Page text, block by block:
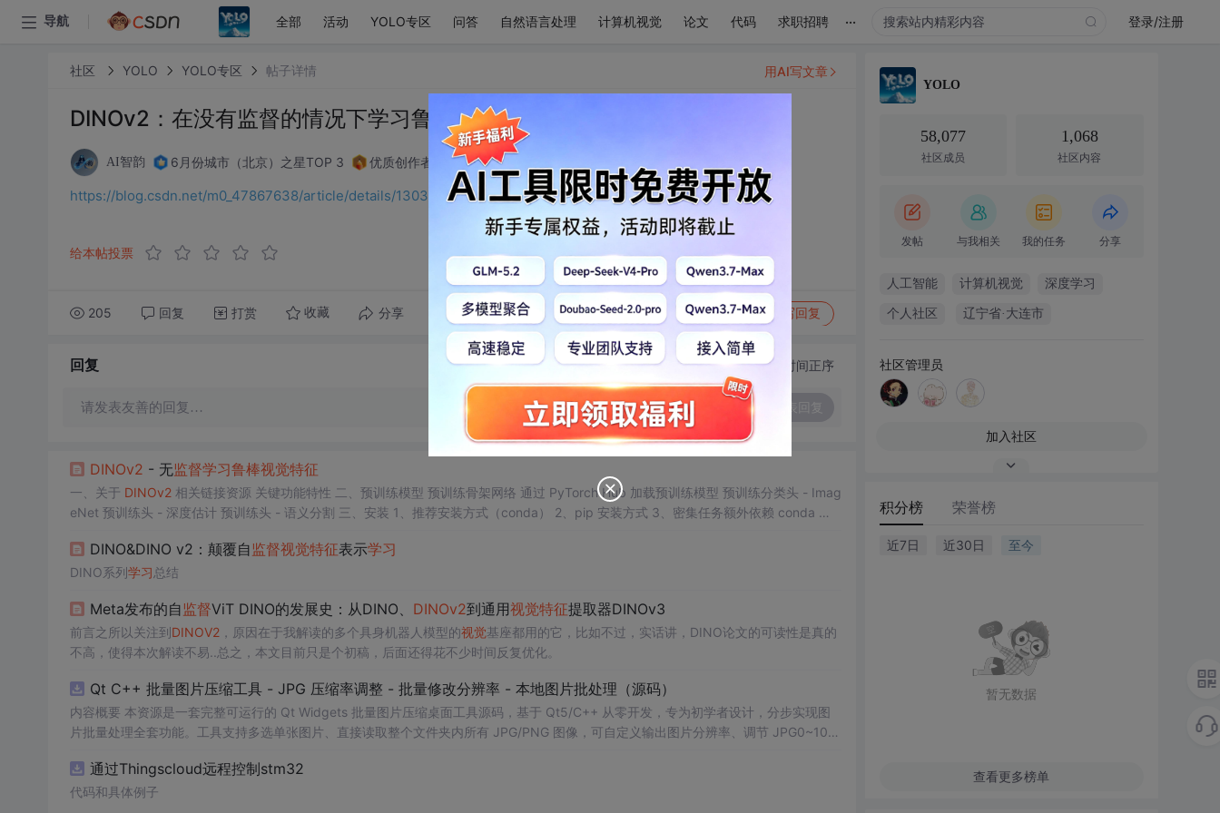
导航 全部 活动 YOLO专区 问答 自然语言处理 计算机视觉 论文 代码 求职招聘 ... 登录/注册
社区 YOLO YOLO专区 帖子详情
DINOv2：在没有监督的情况下学习鲁棒的视觉特征
AI智韵 6月份城市（北京）之星TOP 3 优质创作者: 人工智能技术领域
https://blog.csdn.net/m0_47867638/article/details/130327607?spm=1001.2014.3001.5502
给本帖投票
205 回复 打赏 收藏 分享 转发到动态 举报 写回复
用AI写文章
回复 切换为时间正序
请发表友善的回复…
DINOv2 - 无监督学习鲁棒视觉特征
一、关于 DINOv2相关链接资源 关键功能特性 二、预训练模型 预训练骨架网络 通过 PyTorch Hub 加载预训练模型 预训练分类头 - Imag
eNet 预训练头 - 深度估计 预训练头 - 语义分割 三、安装 1、推荐安装方式（conda） 2、pip 安装方式 3、密集任务额外依赖 conda 方
DINOv2ViT-L
DINO&DINO v2：颠覆自 监督视觉特征表示学习
DINO系列学习总结
Meta发布的自 监督ViT DINO的发展史：从DINO、 DINOv2到通用视觉特征提取器DINOv3
前言之所以关注到DINOV2，原因在于我解读的多个具身机器人模型的视觉基座都用的它，比如不过，实话讲，DINO论文的可读性是真的
不高，使得本次解读不易..总之，本文目前只是个初稿，后面还得花不少时间反复优化。
Qt C++ 批量图片压缩工具 - JPG 压缩率调整 - 批量修改分辨率 - 本地图片批处理（源码）
内容概要 本资源是一套完整可运行的 Qt Widgets 批量图片压缩桌面工具源码，基于 Qt5/C++ 从零开发，专为初学者设计，分步实现图
片批量处理全套功能。工具支持多选单张图片、直接读取整个文件夹内所有 JPG/PNG 图像，可自定义输出图片分辨率、调节 JPG0~100
示压缩效果。 适用人群 Qt/C++ 零基础初学者，
设计、自媒体从业者； 想要
通过Thingscloud远程控制stm32
代码和具体例子
YOLO
58,077
社区成员
1,068
社区内容
发帖 与我相关 我的任务 分享
人工智能 计算机视觉 深度学习
个人社区 辽宁省·大连市
社区管理员
加入社区
积分榜 荣誉榜
近7日 近30日 至今
暂无数据
查看更多榜单